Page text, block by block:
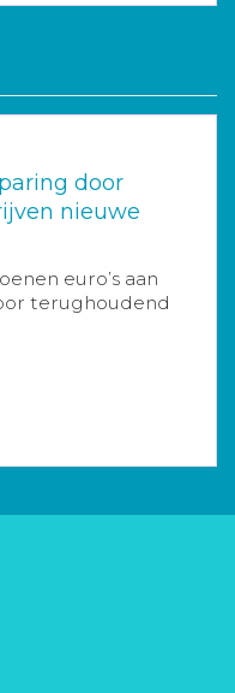
door
nieuwe
euro’s aan
terughoudend